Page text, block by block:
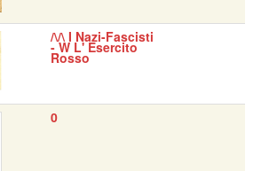
/\/\ I Nazi-Fascisti
- W L' Esercito
Rosso
0